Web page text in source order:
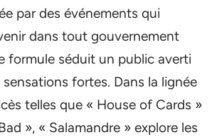
par des événements qui
dans tout gouvernement
formule séduit un public averti
fortes. Dans la lignée
telles que « House of Cards »
», « Salamandre » explore les